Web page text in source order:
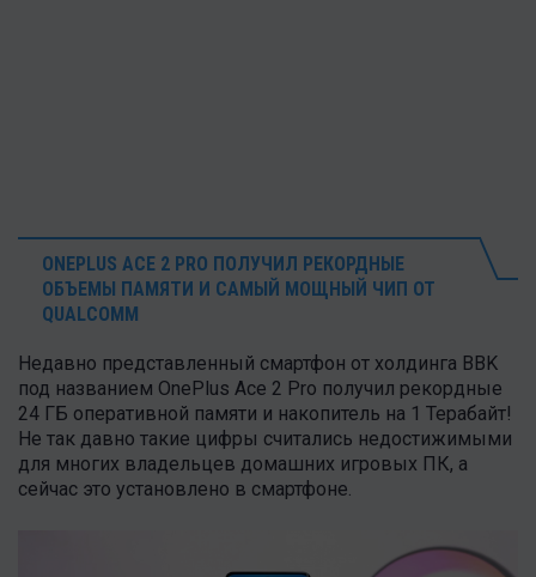
ONEPLUS ACE 2 PRO ПОЛУЧИЛ РЕКОРДНЫЕ
ОБЪЕМЫ ПАМЯТИ И САМЫЙ МОЩНЫЙ ЧИП ОТ
QUALCOMM
Недавно представленный смартфон от холдинга BBK
под названием OnePlus Ace 2 Pro получил рекордные
24 ГБ оперативной памяти и накопитель на 1 Терабайт!
Не так давно такие цифры считались недостижимыми
для многих владельцев домашних игровых ПК, а
сейчас это установлено в смартфоне.